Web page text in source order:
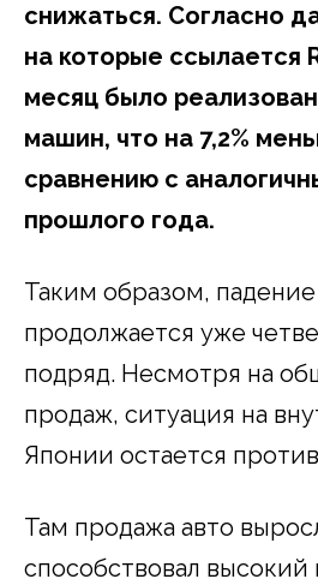
снижаться. Согласно
на которые ссылается
месяц было
машин, что на 7,2%
сравнению с
прошлого года.
Таким образом,
продолжается уже
подряд. Несмотря на
продаж, ситуация на
Японии остается
Там продажа авто
способствовал высокий